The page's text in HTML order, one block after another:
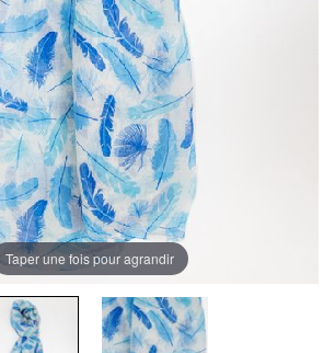
Taper une fois pour agrandir